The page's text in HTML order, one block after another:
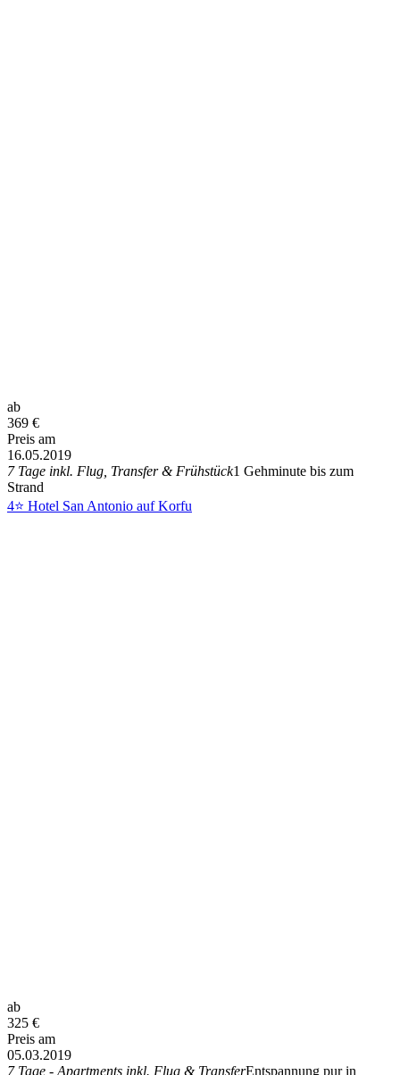
ab
369 €
Preis am
16.05.2019
7 Tage inkl. Flug, Transfer & Frühstück1 Gehminute bis zum
Strand
4⭐ Hotel San Antonio auf Korfu
ab
325 €
Preis am
05.03.2019
7 Tage - Apartments inkl. Flug & TransferEntspannung pur in